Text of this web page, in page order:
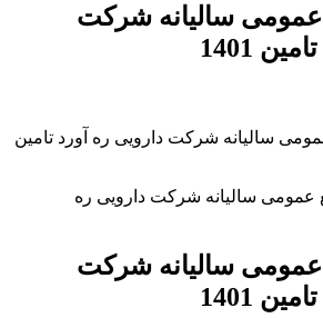
سالیانه شرکت
1401
سالیانه شرکت دارویی ره آورد تامین
سالیانه شرکت
1401